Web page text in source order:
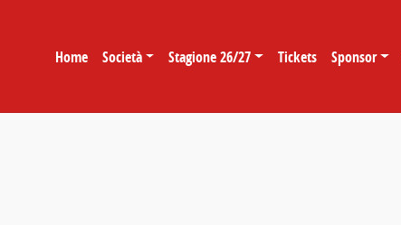
Home Società Stagione 26/27 Tickets Sponsor